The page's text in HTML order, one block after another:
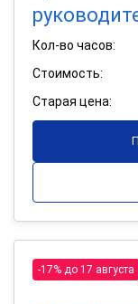
Кол-во часов:
Стоимость:
Старая цена:
-17% до 17 августа